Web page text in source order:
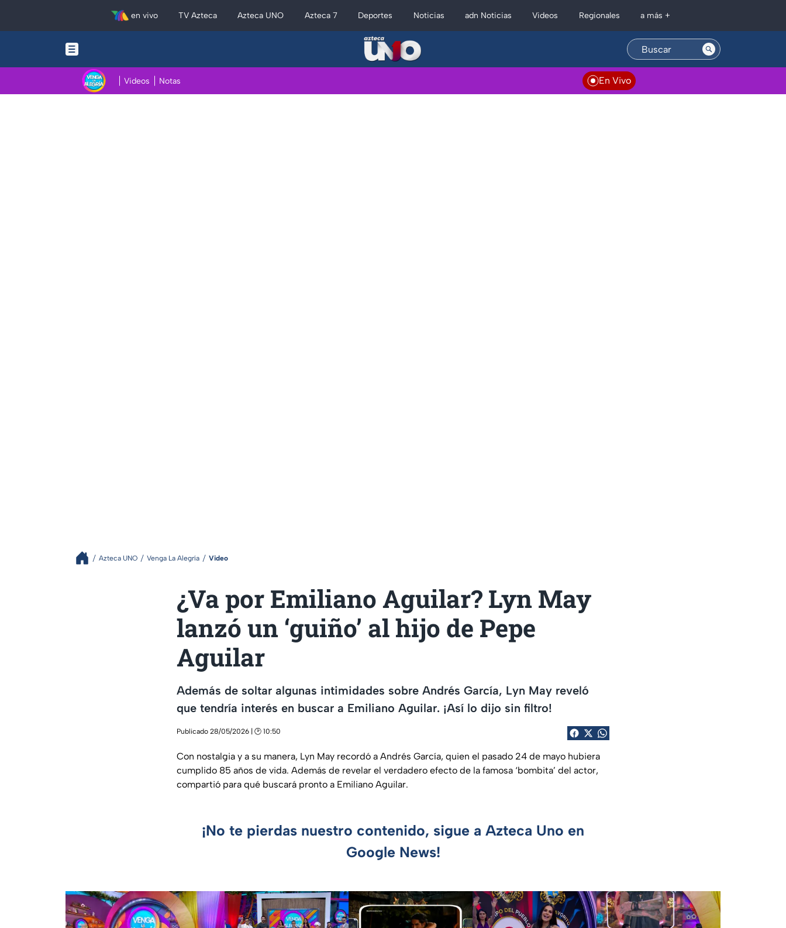
en vivo TV Azteca Azteca UNO Azteca 7 Deportes Noticias adn Noticias Videos Regionales a más +
Videos Notas En Vivo
Azteca UNO Venga La Alegría Video
¿Va por Emiliano Aguilar? Lyn May
lanzó un ‘guiño’ al hijo de Pepe
Aguilar
Además de soltar algunas intimidades sobre Andrés García, Lyn May reveló
que tendría interés en buscar a Emiliano Aguilar. ¡Así lo dijo sin filtro!
Publicado 28/05/2026 | 🕑 10:50
Con nostalgia y a su manera, Lyn May recordó a Andrés García, quien el pasado 24 de mayo hubiera
cumplido 85 años de vida. Además de revelar el verdadero efecto de la famosa ‘bombita’ del actor,
compartió para qué buscará pronto a Emiliano Aguilar.
¡No te pierdas nuestro contenido, sigue a Azteca Uno en
Google News!